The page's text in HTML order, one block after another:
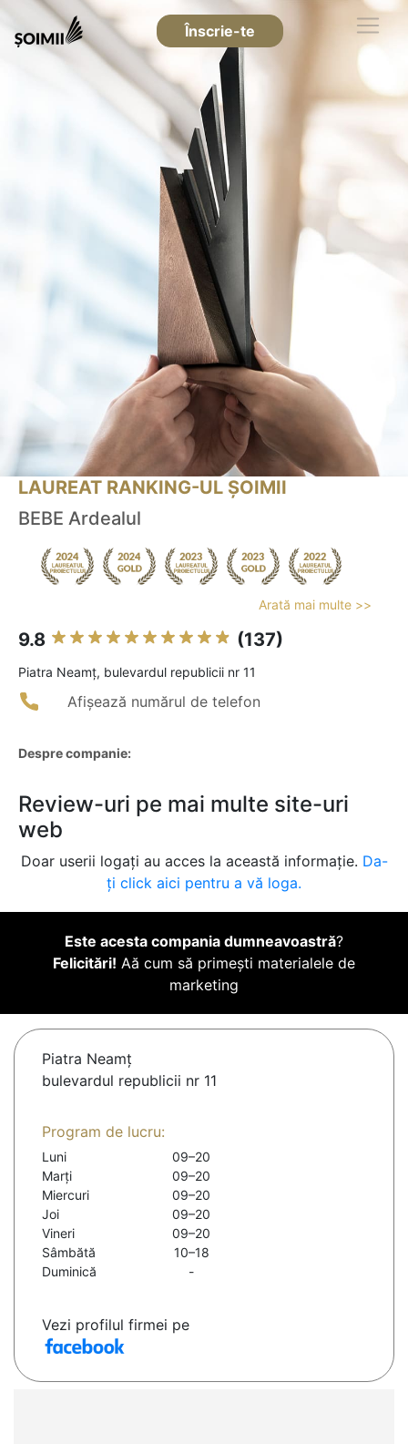
Înscrie-te
LAUREAT RANKING-UL ȘOIMII
BEBE Ardealul
Arată mai multe >>
9.8 (137)
Piatra Neamţ, bulevardul republicii nr 11
Afișează numărul de telefon
Despre companie:
Review-uri pe mai multe site-uri
web
Doar userii logați au acces la această informație. Da-
ți click aici pentru a vă loga.
Este acesta compania dumneavoastră?
Felicitări! Aă cum să primești materialele de
marketing
Piatra Neamţ
bulevardul republicii nr 11
Program de lucru:
Luni
09–20
Marți
09–20
Miercuri
09–20
Joi
09–20
Vineri
09–20
Sâmbătă
10–18
Duminică
-
Vezi profilul firmei pe